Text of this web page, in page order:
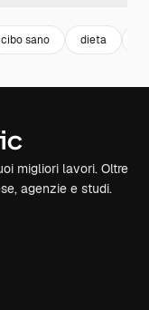
cibo sano dieta
migliori lavori. Oltre
agenzie e studi.